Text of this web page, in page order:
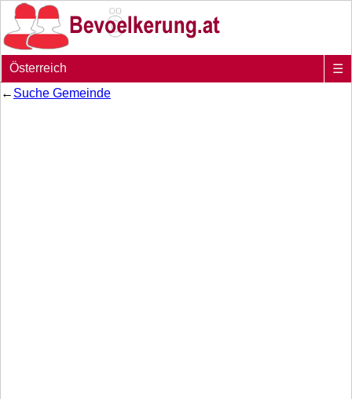
Österreich
☰
← Suche Gemeinde